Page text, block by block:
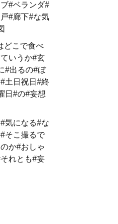
#ベランダ#
#廊下#な気
どこで食べ
いうか#玄
#出るの#ぼ
土日祝日#終
日#の#妄想
気になる#な
そこ撮るで
か#おしゃ
れとも#妄